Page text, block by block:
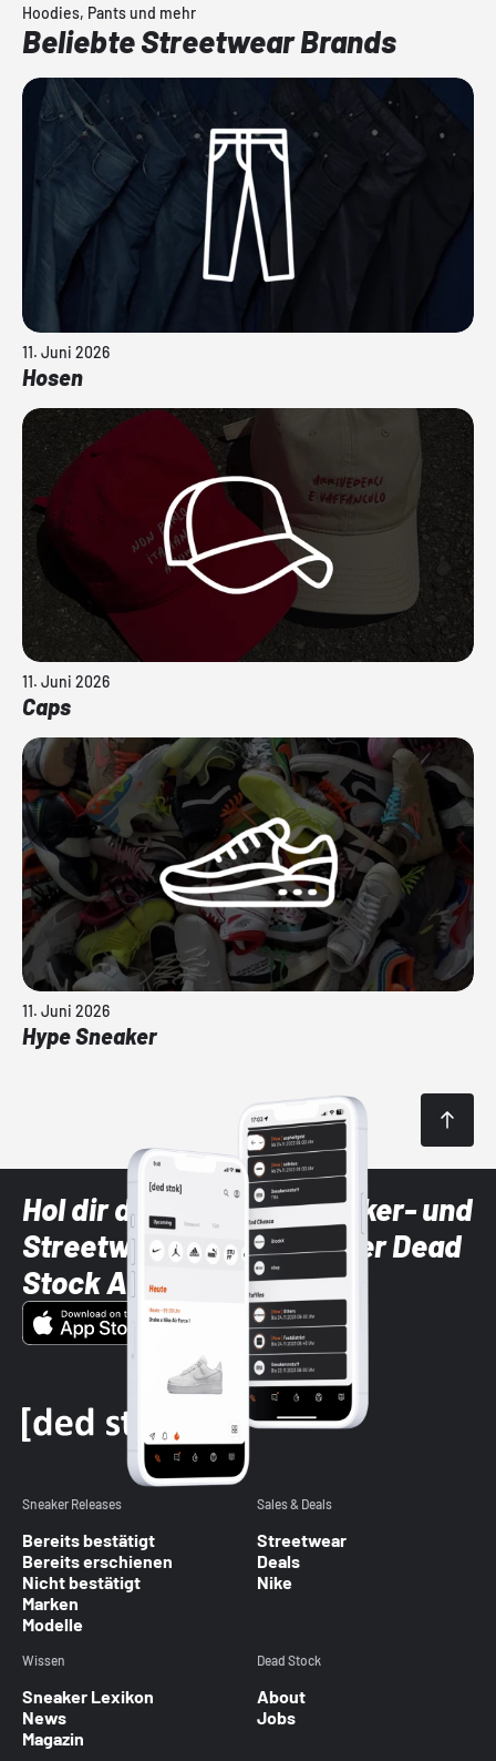
Hoodies, Pants und mehr
Beliebte Streetwear Brands
11. Juni 2026
Hosen
11. Juni 2026
Caps
11. Juni 2026
Hype Sneaker
Hol dir die neuesten Sneaker- und
Streetwear-Brands mit der Dead
Stock App
Sneaker Releases
Bereits bestätigt
Bereits erschienen
Nicht bestätigt
Marken
Modelle
Sales & Deals
Streetwear
Deals
Nike
Wissen
Sneaker Lexikon
News
Magazin
Dead Stock
About
Jobs